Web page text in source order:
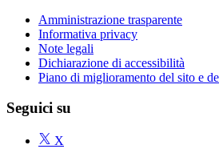
Amministrazione trasparente
Informativa privacy
Note legali
Dichiarazione di accessibilità
Piano di miglioramento del sito e
Seguici su
X